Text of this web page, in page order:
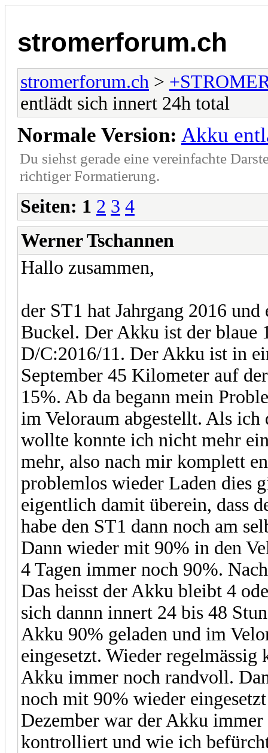
stromerforum.ch
stromerforum.ch >
entlädt sich innert 24h total
Normale Version: Akku
Du siehst gerade eine vereinfachte
richtiger Formatierung.
Seiten: 1 2 3 4
Werner Tschannen
Hallo zusammen,
der ST1 hat Jahrgang 2016
Buckel. Der Akku ist der
D/C:2016/11. Der Akku ist in
September 45 Kilometer auf
15%. Ab da begann mein
im Veloraum abgestellt. Als ich
wollte konnte ich nicht mehr
mehr, also nach mir komplett
problemlos wieder Laden dies
eigentlich damit überein, dass
habe den ST1 dann noch am
Dann wieder mit 90% in den
4 Tagen immer noch 90%.
Das heisst der Akku bleibt 4
sich dannn innert 24 bis 48
Akku 90% geladen und im
eingesetzt. Wieder
Akku immer noch randvoll.
noch mit 90% wieder
Dezember war der Akku
kontrolliert und wie ich